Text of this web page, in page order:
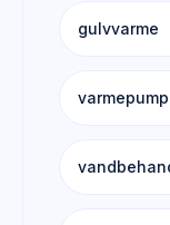
gulvvarme